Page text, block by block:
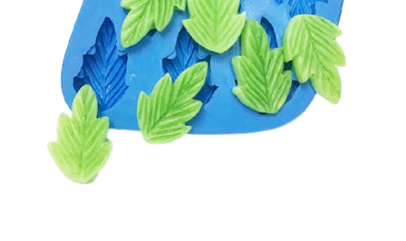
Frascos
Extratos
Matéria Prima
Corante, Pigmento e Óxido